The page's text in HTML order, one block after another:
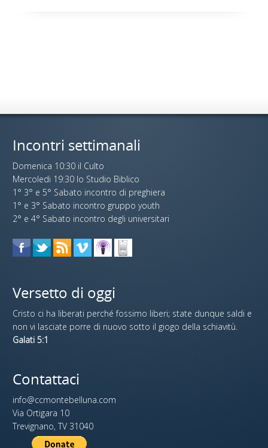
Incontri settimanali
Domenica 10:30 il Culto
Mercoledi 19:30 lo Studio Biblico
1° 3° e 5° Sabato incontro di preghiera
1° e 3° Sabato incontro gruppo youth
2° e 4° Sabato incontro degli universitari
Versetto di oggi
Cristo ci ha liberati perché fossimo liberi; state dunque saldi e
non vi lasciate porre di nuovo sotto il giogo della schiavitù.
Galati 5:1
Contattaci
info@ccmontebelluna.com
Via Ortigara 10
Trevignano, TV 31040